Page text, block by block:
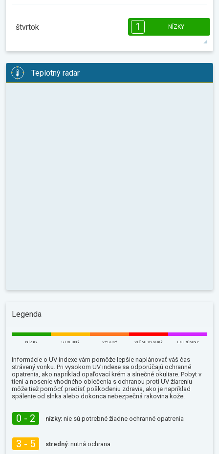
14:00 16:00 18:00
18:20 9°
štvrtok 1 NÍZKY
08:00
12°
Teplotný radar
Legenda
NÍZKY STREDNÝ VYSOKÝ VEĽMI VYSOKÝ EXTRÉMNY
Informácie o UV indexe vám pomôže lepšie naplánovať váš čas
strávený vonku. Pri vysokom UV indexe sa odporúčajú ochranné
opatrenia, ako napríklad opaľovací krém a slnečné okuliare. Pobyt v
tieni a nosenie vhodného oblečenia s ochranou proti UV žiareniu
môže tiež pomôcť predísť poškodeniu zdravia, ako je napríklad
spálenie od slnka alebo dokonca nebezpečná rakovina kože.
0 - 2 nízky: nie sú potrebné žiadne ochranné opatrenia
3 - 5 stredný: nutná ochrana